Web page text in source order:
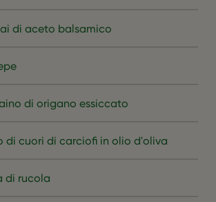
di aceto balsamico
di origano essiccato
di cuori di carciofi in olio d'oliva
di rucola